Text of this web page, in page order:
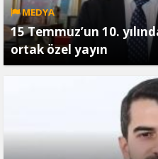
MEDYA
15 Temmuz’un 10.
ortak özel yayın